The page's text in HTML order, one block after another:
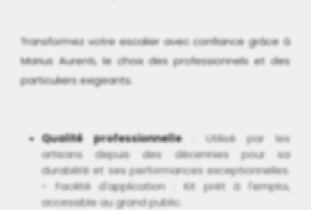
Transformez votre escalier avec confiance grâce à
Marius Aurenti, le choix des professionnels et des
particuliers exigeants.
Qualité professionnelle: Utilisé par les
artisans depuis des décennies pour sa
durabilité et ses performances exceptionnelles.
- Facilité d'application : Kit prêt à l'emploi,
accessible au grand public.